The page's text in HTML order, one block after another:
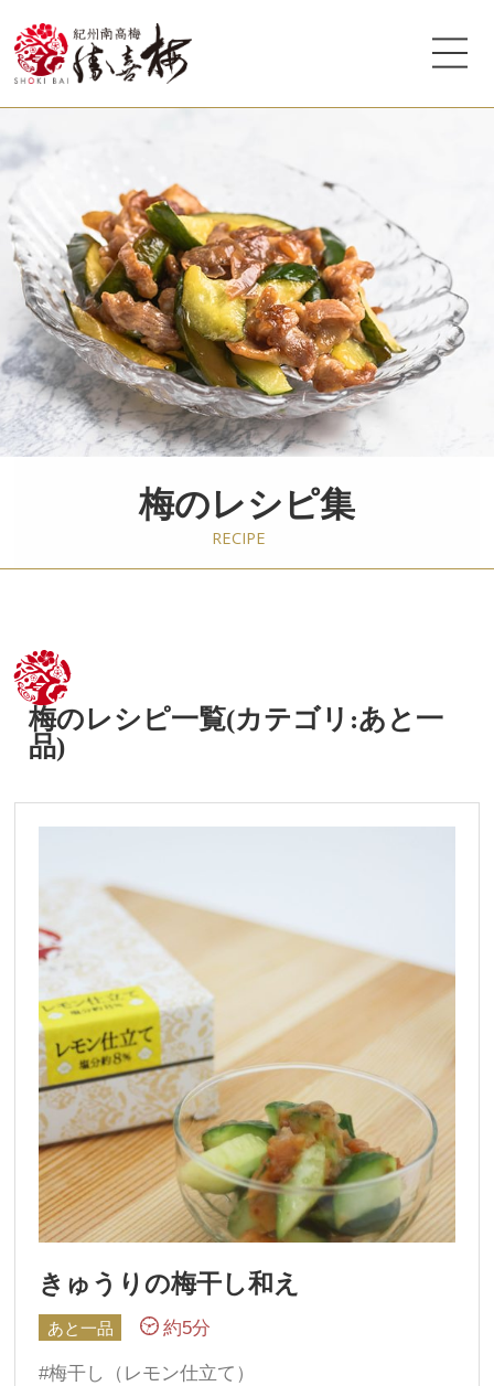
梅のレシピ集
RECIPE
梅のレシピ一覧(カテゴリ:あと一
品)
きゅうりの梅干し和え
あと一品 約5分
梅干し（レモン仕立て）